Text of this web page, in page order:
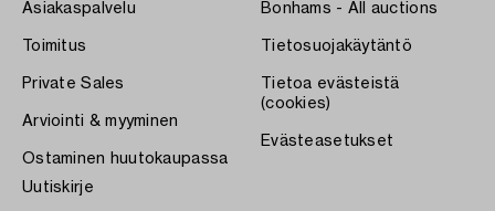
Asiakaspalvelu
Toimitus
Private Sales
Arviointi & myyminen
Ostaminen huutokaupassa
Bonhams - All auctions
Tietosuojakäytäntö
Tietoa evästeistä
(cookies)
Evästeasetukset
Uutiskirje